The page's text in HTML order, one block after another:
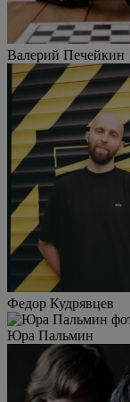
Валерий Печейкин
Федор Кудрявцев
Юра Пальмин